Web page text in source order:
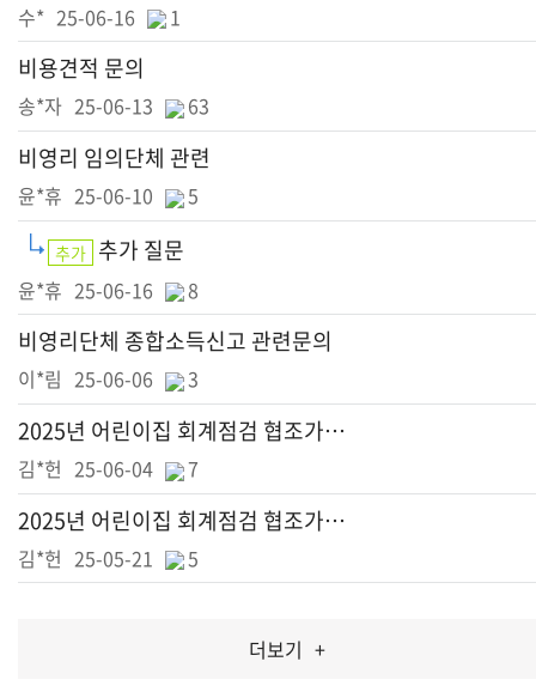
수* 25-06-16 1
비용견적 문의
송*자 25-06-13 63
비영리 임의단체 관련
윤*휴 25-06-10 5
추가 추가 질문
윤*휴 25-06-16 8
비영리단체 종합소득신고 관련문의
이*림 25-06-06 3
2025년 어린이집 회계점검 협조가능 문의드립니다.
김*헌 25-06-04 7
2025년 어린이집 회계점검 협조가능 문의드립니다.
김*헌 25-05-21 5
더보기 +